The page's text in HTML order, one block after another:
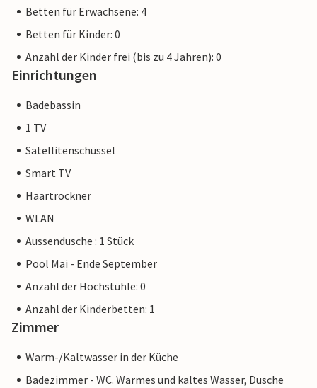
Betten für Erwachsene: 4
Betten für Kinder: 0
Anzahl der Kinder frei (bis zu 4 Jahren): 0
Einrichtungen
Badebassin
1 TV
Satellitenschüssel
Smart TV
Haartrockner
WLAN
Aussendusche : 1 Stück
Pool Mai - Ende September
Anzahl der Hochstühle: 0
Anzahl der Kinderbetten: 1
Zimmer
Warm-/Kaltwasser in der Küche
Badezimmer - WC. Warmes und kaltes Wasser, Dusche